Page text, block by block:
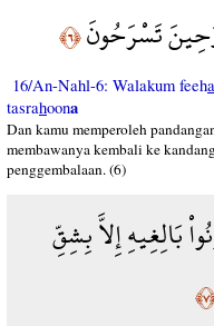
تَسْرَحُونَ﴿٦﴾
16/An-Nahl-6: Walakum feeha
tasrahoona
Dan kamu memperoleh
membawanya kembali ke
penggembalaan. (6)
بَالِغِيهِ إِلاَّ بِشِقِّ